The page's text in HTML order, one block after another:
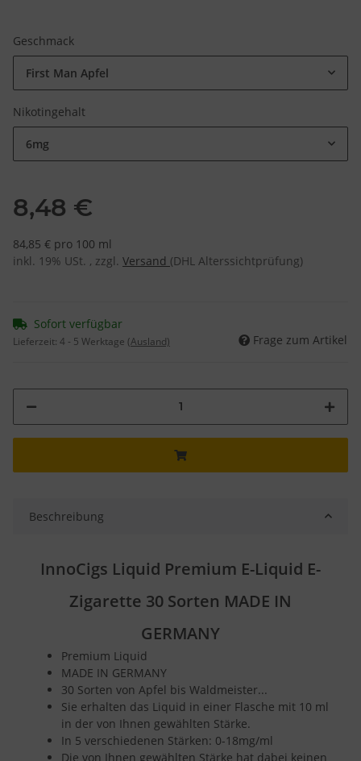
Geschmack
First Man Apfel
Nikotingehalt
6mg
8,48 €
84,85 € pro 100 ml
inkl. 19% USt. , zzgl. Versand (DHL Alterssichtprüfung)
Sofort verfügbar
Lieferzeit: 4 - 5 Werktage (Ausland) Frage zum Artikel
Beschreibung
InnoCigs Liquid Premium E-Liquid E-
Zigarette 30 Sorten MADE IN
GERMANY
Premium Liquid
MADE IN GERMANY
30 Sorten von Apfel bis Waldmeister...
Sie erhalten das Liquid in einer Flasche mit 10 ml
in der von Ihnen gewählten Stärke.
In 5 verschiedenen Stärken: 0-18mg/ml
Die von Ihnen gewählten Stärke hat dabei keinen